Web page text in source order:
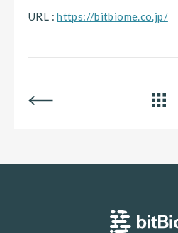
URL :https://bitbiome.co.jp/